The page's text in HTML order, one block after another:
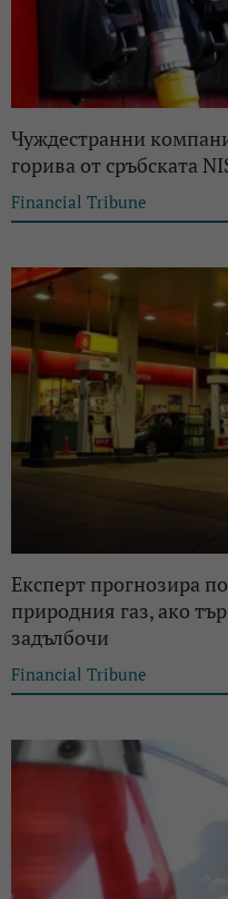
Чуждестранни
горива от сръбската
Financial Tribune
Експерт прогнозира
природния газ, ако
задълбочи
Financial Tribune